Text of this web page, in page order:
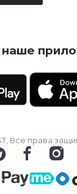
наше
Все права